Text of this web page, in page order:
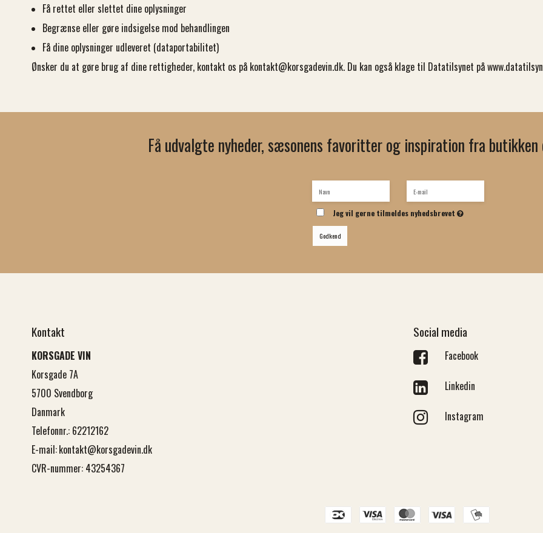
Få rettet eller slettet dine oplysninger
Begrænse eller gøre indsigelse mod behandlingen
Få dine oplysninger udleveret (dataportabilitet)
Ønsker du at gøre brug af dine rettigheder, kontakt os på kontakt@korsgadevin.dk. Du kan også klage til Datatilsynet på
Få udvalgte nyheder, sæsonens favoritter og inspiration fra
Jeg vil gerne tilmeldes nyhedsbrevet
Godkend
Kontakt
KORSGADE VIN
Korsgade 7A
5700 Svendborg
Danmark
Telefonnr.: 62212162
E-mail:kontakt@korsgadevin.dk
CVR-nummer: 43254367
Social media
Facebook
Linkedin
Instagram